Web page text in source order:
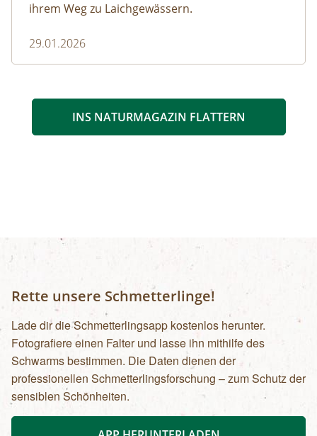
ihrem Weg zu Laichgewässern.
29.01.2026
INS NATURMAGAZIN FLATTERN
Rette unsere Schmetterlinge!
Lade dir die Schmetterlingsapp kostenlos herunter.
Fotografiere einen Falter und lasse ihn mithilfe des
Schwarms bestimmen. Die Daten dienen der
professionellen Schmetterlingsforschung – zum Schutz der
sensiblen Schönheiten.